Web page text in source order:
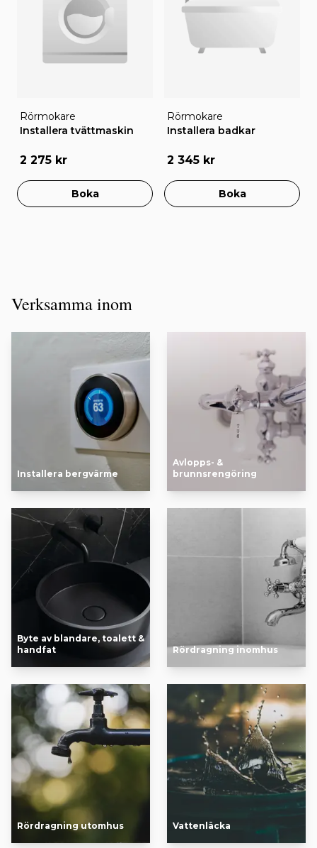
Rörmokare
Installera tvättmaskin
2 275 kr
Boka
Rörmokare
Installera badkar
2 345 kr
Boka
Verksamma inom
Installera bergvärme
Avlopps- &
brunnsrengöring
Byte av blandare, toalett &
handfat
Rördragning inomhus
Rördragning utomhus Vattenläcka